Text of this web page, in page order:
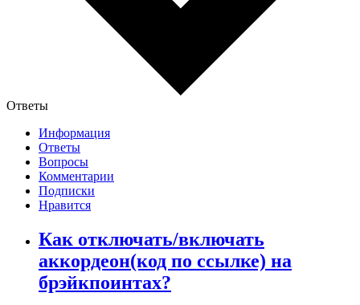
Ответы
Информация
Ответы
Вопросы
Комментарии
Подписки
Нравится
Как отключать/включать
аккордеон(код по ссылке) на
брэйкпоинтах?